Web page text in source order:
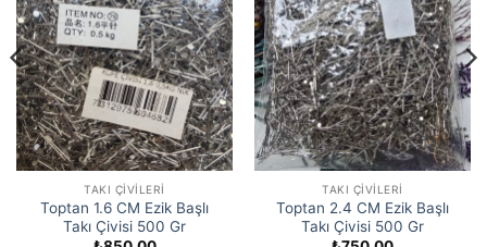
TAKI ÇIVILERI
Toptan 1.6 CM Ezik Başlı
Takı Çivisi 500 Gr
TAKI ÇIVILERI
Toptan 2.4 CM Ezik Başlı
Takı Çivisi 500 Gr